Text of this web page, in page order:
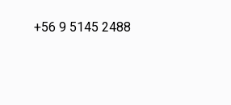
+56 9 5145 2488